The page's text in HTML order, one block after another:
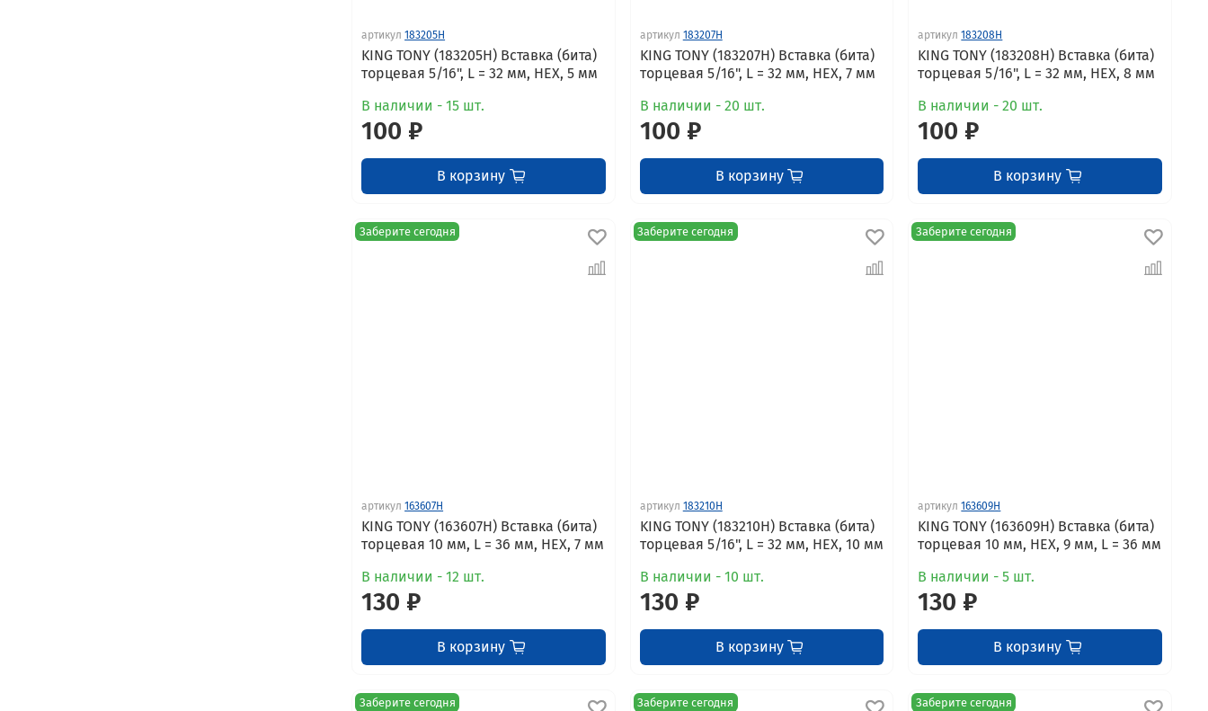
артикул 183205H
KING TONY (183205H) Вставка (бита)
торцевая 5/16", L = 32 мм, HEX, 5 мм
В наличии - 15 шт.
100 ₽
В корзину
артикул 183207H
KING TONY (183207H) Вставка (бита)
торцевая 5/16", L = 32 мм, HEX, 7 мм
В наличии - 20 шт.
100 ₽
В корзину
артикул 183208H
KING TONY (183208H) Вставка (бита)
торцевая 5/16", L = 32 мм, HEX, 8 мм
В наличии - 20 шт.
100 ₽
В корзину
Заберите сегодня
артикул 163607H
KING TONY (163607H) Вставка (бита)
торцевая 10 мм, L = 36 мм, HEX, 7 мм
В наличии - 12 шт.
130 ₽
В корзину
Заберите сегодня
артикул 183210H
KING TONY (183210H) Вставка (бита)
торцевая 5/16", L = 32 мм, HEX, 10 мм
В наличии - 10 шт.
130 ₽
В корзину
Заберите сегодня
артикул 163609H
KING TONY (163609H) Вставка (бита)
торцевая 10 мм, HEX, 9 мм, L = 36 мм
В наличии - 5 шт.
130 ₽
В корзину
Заберите сегодня Заберите сегодня Заберите сегодня